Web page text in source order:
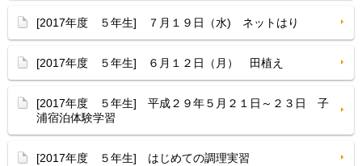
[2017年度 ５年生] ７月１９日（水) ネットはり
[2017年度 ５年生] ６月１２日（月） 田植え
[2017年度 ５年生] 平成２９年５月２１日～２３日 子
浦宿泊体験学習
[2017年度 ５年生] はじめての調理実習